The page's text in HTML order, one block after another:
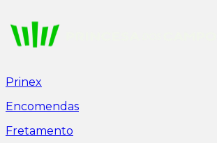
Prinex
Encomendas
Fretamento